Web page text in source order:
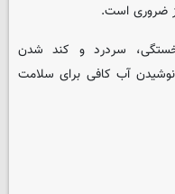
ضروری است.
سردرد و کند شدن
آب کافی برای سلامت